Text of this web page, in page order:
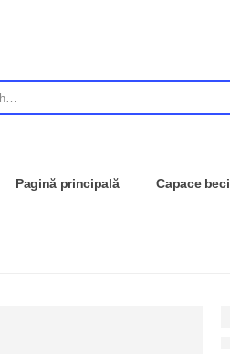
Pagină principală Capace beci